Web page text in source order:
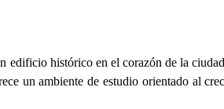
histórico en el corazón de la
un ambiente de estudio orientado al